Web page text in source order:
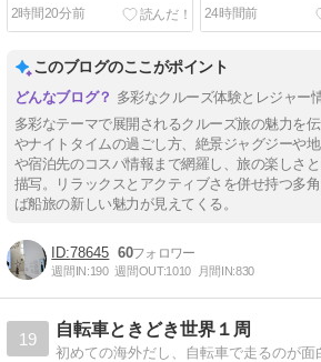
2時間20分前
24時間前
このブログのここがポイント
多彩なクルーズ体験とレジャー
多彩なテーマで展開されるクルーズ旅の魅力を
やナイトタイムの過ごし方、絶景ジャグジーや
や宿泊先のコスパ情報まで網羅し、旅の楽しさ
描写。リラックスとアクティブさを併せ持つ多
ば船旅の新しい魅力が見えてくる。
78645 60
週間IN:190 週間OUT:1010 月間IN:830
19
自転車ときどき世界１周
初めての海外だし、自転車で走るのが面